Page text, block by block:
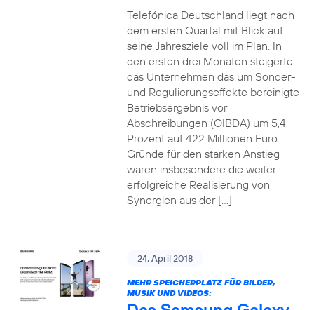
Telefónica Deutschland liegt nach
dem ersten Quartal mit Blick auf
seine Jahresziele voll im Plan. In
den ersten drei Monaten steigerte
das Unternehmen das um Sonder-
und Regulierungseffekte bereinigte
Betriebsergebnis vor
Abschreibungen (OIBDA) um 5,4
Prozent auf 422 Millionen Euro.
Gründe für den starken Anstieg
waren insbesondere die weiter
erfolgreiche Realisierung von
Synergien aus der […]
24. April 2018
MEHR SPEICHERPLATZ FÜR BILDER,
MUSIK UND VIDEOS: